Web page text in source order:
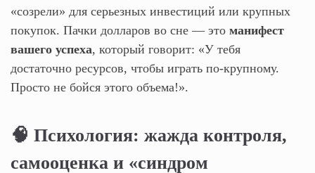
«созрели» для серьезных инвестиций или крупных
покупок. Пачки долларов во сне — это манифест
вашего успеха, который говорит: «У тебя
достаточно ресурсов, чтобы играть по-крупному.
Просто не бойся этого объема!».
🧠 Психология: жажда контроля,
самооценка и «синдром